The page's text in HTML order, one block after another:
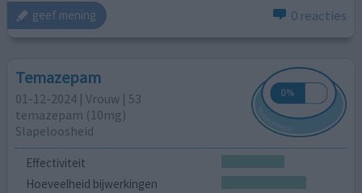
geef mening 0 reacties
Temazepam
01-12-2024 | Vrouw | 53
temazepam (10mg)
Slapeloosheid
Effectiviteit
Hoeveelheid bijwerkingen